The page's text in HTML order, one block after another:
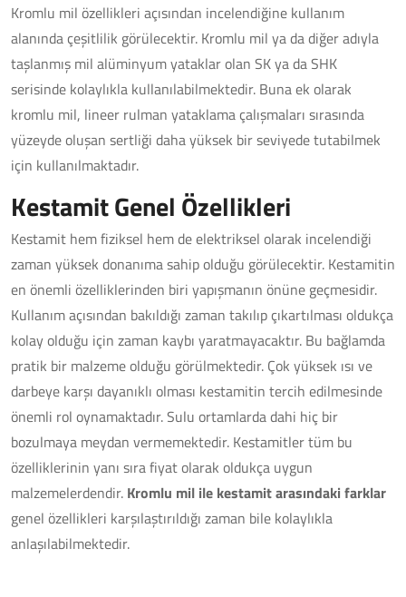
Kromlu mil özellikleri açısından incelendiğine kullanım
alanında çeşitlilik görülecektir. Kromlu mil ya da diğer adıyla
taşlanmış mil alüminyum yataklar olan SK ya da SHK
serisinde kolaylıkla kullanılabilmektedir. Buna ek olarak
kromlu mil, lineer rulman yataklama çalışmaları sırasında
yüzeyde oluşan sertliği daha yüksek bir seviyede tutabilmek
için kullanılmaktadır.
Kestamit Genel Özellikleri
Kestamit hem fiziksel hem de elektriksel olarak incelendiği
zaman yüksek donanıma sahip olduğu görülecektir. Kestamitin
en önemli özelliklerinden biri yapışmanın önüne geçmesidir.
Kullanım açısından bakıldığı zaman takılıp çıkartılması oldukça
kolay olduğu için zaman kaybı yaratmayacaktır. Bu bağlamda
pratik bir malzeme olduğu görülmektedir. Çok yüksek ısı ve
darbeye karşı dayanıklı olması kestamitin tercih edilmesinde
önemli rol oynamaktadır. Sulu ortamlarda dahi hiç bir
bozulmaya meydan vermemektedir. Kestamitler tüm bu
özelliklerinin yanı sıra fiyat olarak oldukça uygun
malzemelerdendir. Kromlu mil ile kestamit arasındaki farklar
genel özellikleri karşılaştırıldığı zaman bile kolaylıkla
anlaşılabilmektedir.